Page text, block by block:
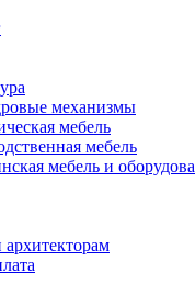
механизмы
мебель
мебель
мебель и